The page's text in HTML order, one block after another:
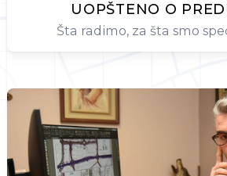
UOPŠTENO O
Šta radimo, za šta smo